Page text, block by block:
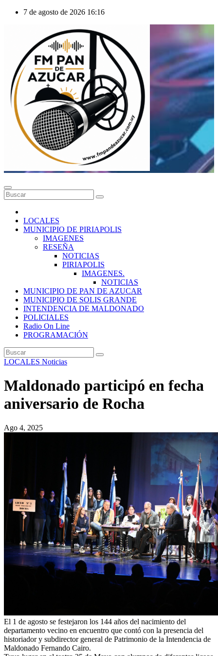
Saltar
7 de agosto de 2026 16:16
LOCALES
MUNICIPIO DE PIRIAPOLIS
IMAGENES
RESEÑA
NOTICIAS
PIRIAPOLIS
IMAGENES.
NOTICIAS
MUNICIPIO DE PAN DE AZUCAR
MUNICIPIO DE SOLIS GRANDE
INTENDENCIA DE MALDONADO
POLICIALES
Radio On Line
PROGRAMACIÓN
LOCALES Noticias
Maldonado participó en fecha
aniversario de Rocha
Ago 4, 2025
El 1 de agosto se festejaron los 144 años del nacimiento del
departamento vecino en encuentro que contó con la presencia del
historiador y subdirector general de Patrimonio de la Intendencia de
Maldonado Fernando Cairo.